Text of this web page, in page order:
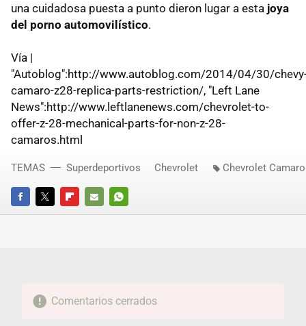
una cuidadosa puesta a punto dieron lugar a esta joya
del porno automovilístico.
Vía |
"Autoblog":http://www.autoblog.com/2014/04/30/
camaro-z28-replica-parts-restriction/, "Left Lane
News":http://www.leftlanenews.com/chevrolet-to-
offer-z-28-mechanical-parts-for-non-z-28-
camaros.html
FACEBOOKTWITTERFLIPBOARD
E-
WHATSAPP
TEMAS Superdeportivos Chevrolet Chevrolet
Comentarios cerrados